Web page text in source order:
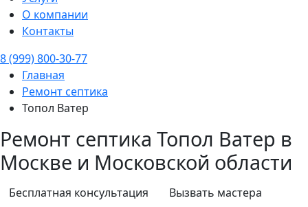
О компании
Контакты
8 (999) 800-30-77
Главная
Ремонт септика
Топол Ватер
Ремонт септика Топол Ватер в
Москве и Московской области
Бесплатная консультация
Вызвать мастера